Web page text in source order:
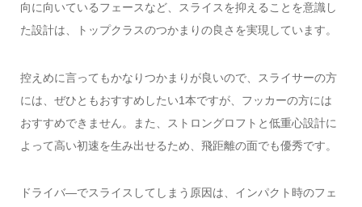
向に向いているフェースなど、スライスを抑えることを意識し
た設計は、トップクラスのつかまりの良さを実現しています。
控えめに言ってもかなりつかまりが良いので、スライサーの方
には、ぜひともおすすめしたい1本ですが、フッカーの方には
おすすめできません。また、ストロングロフトと低重心設計に
よって高い初速を生み出せるため、飛距離の面でも優秀です。
ドライバ―でスライスしてしまう原因は、インパクト時のフェ